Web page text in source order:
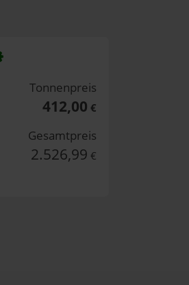
Tonnenpreis
412,00 €
Gesamtpreis
2.526,99 €